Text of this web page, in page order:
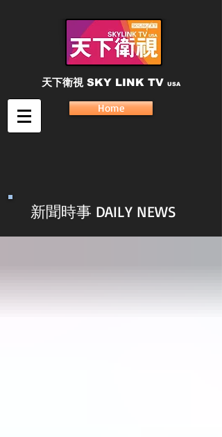
天下衛視 SKY LINK TV USA
Home
新聞時事 DAILY NEWS